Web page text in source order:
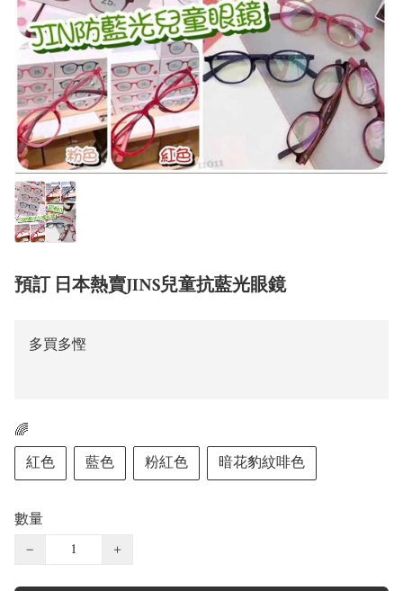
預訂 日本熱賣JINS兒童抗藍光眼鏡
多買多慳
🌈
紅色
藍色 粉紅色 暗花豹紋啡色
數量
−
+